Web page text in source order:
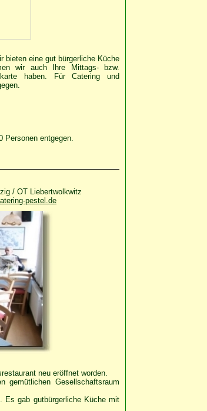
bieten eine gut bürgerliche Küche
wir auch Ihre Mittags- bzw.
haben. Für Catering und
Personen entgegen.
/ OT Liebertwolkwitz
pestel.de
neu eröffnet worden.
Gesellschaftsraum
Es gab gutbürgerliche Küche mit